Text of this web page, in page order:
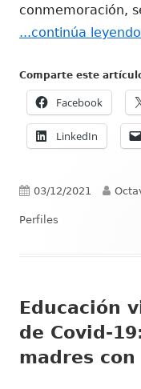
conmemoración,
...continúa leyendo
Comparte este
Facebook
LinkedIn
Publicado
el
03/12/2021 Autor
Perfiles
Educación
de Covid-
madres con